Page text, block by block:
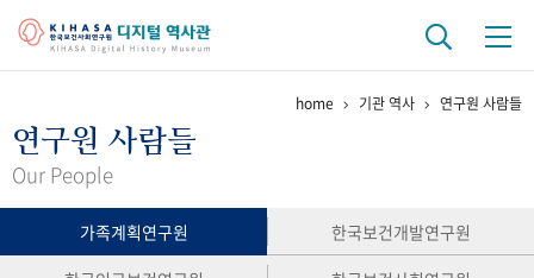
걸어온 길 기관 변천사
연구 역사
home 기관 역사 연구원 사람들
연구원 사람들
Our People
가족계획연구원
한국보건개발연구원